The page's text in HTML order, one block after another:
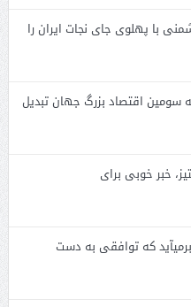
با پهلوی جای نجات ایران را
به سومین اقتصاد بزرگ جهان تبدیل
خبر خوبی برای
که توافقی به دست